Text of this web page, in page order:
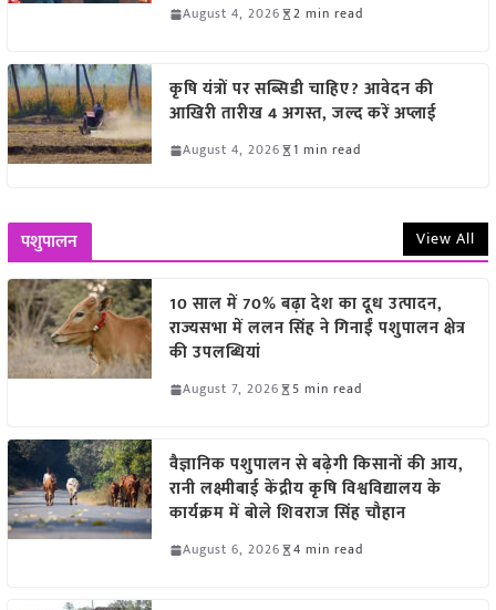
August 4, 2026 2 min read
कृषि यंत्रों पर सब्सिडी चाहिए? आवेदन की
आखिरी तारीख 4 अगस्त, जल्द करें अप्लाई
August 4, 2026 1 min read
पशुपालन View All
10 साल में 70% बढ़ा देश का दूध उत्पादन,
राज्यसभा में ललन सिंह ने गिनाईं पशुपालन क्षेत्र
की उपलब्धियां
August 7, 2026 5 min read
वैज्ञानिक पशुपालन से बढ़ेगी किसानों की आय,
रानी लक्ष्मीबाई केंद्रीय कृषि विश्वविद्यालय के
कार्यक्रम में बोले शिवराज सिंह चौहान
August 6, 2026 4 min read